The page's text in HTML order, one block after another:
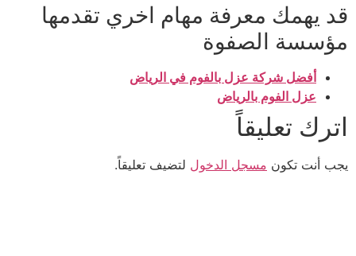
قد يهمك معرفة مهام اخري تقدمها
مؤسسة الصفوة
أفضل شركة عزل بالفوم في الرياض
عزل الفوم بالرياض
اترك تعليقاً
يجب أنت تكون مسجل الدخول لتضيف تعليقاً.